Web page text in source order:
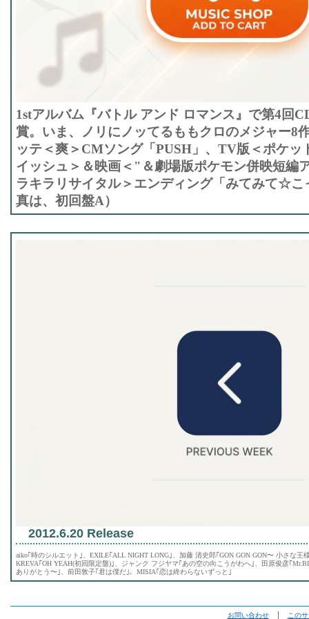
1stアルバム『バトル アンド ロマンス』で第4回
賞。いま、ノリにノッてるももクロのメジャー8
ッテ＜爽＞CMソング「PUSH」、TV版＜ポケッ
イッシュ＞＆映画＜"＆劇場版ポケモン併映短編
ラキラリサイタル＞エンディング「みてみて☆こ
真は、初回盤A）
2012.6.20 Release
aiko｢時のシルエット｣、EXILE｢ALL NIGHT LONG｣、加藤 清史郎｢GON GON GON〜 小さな王
KREVA｢OH YEAH(初回限定盤)｣、ジャンク フジヤマ｢あの空の向こうがわへ｣、田原俊彦｢
ありがとう〜｣、前田敦子｢君は僕だ｣、MISIA｢恋は終わらないずっと｣
お問い合わせ│ この